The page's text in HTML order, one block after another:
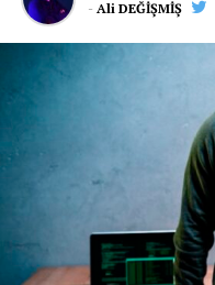
- Ali DEĞİŞMİŞ